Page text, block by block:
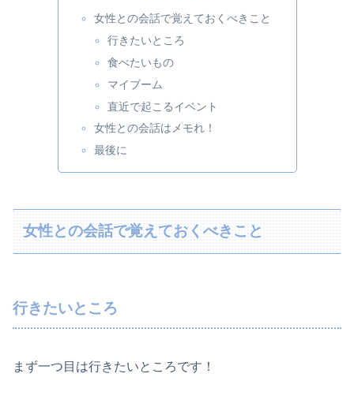
女性との会話で覚えておくべきこと
行きたいところ
食べたいもの
マイブーム
直近で起こるイベント
女性との会話はメモれ！
最後に
女性との会話で覚えておくべきこと
行きたいところ
まず一つ目は行きたいところです！